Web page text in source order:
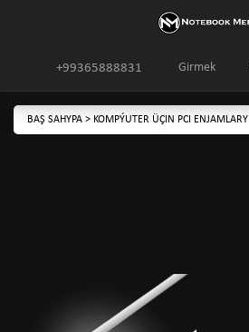
Girmek
+99365888831
BAŞ SAHYPA > KOMPÝUTER ÜÇIN PCI ENJAMLARY